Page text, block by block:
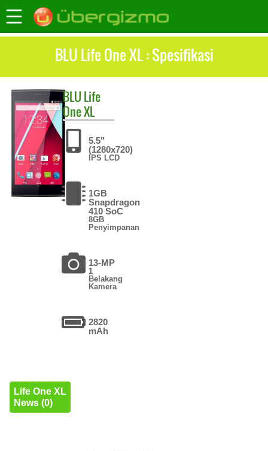
BLU Life One XL : Spesifikasi
BLULife
One XL
5.5"
(1280x720)
IPS LCD
1GB
Snapdragon
410 SoC
8GB
Penyimpanan
13-MP
1
Belakang
Kamera
2820
mAh
Life One XL
News (0)